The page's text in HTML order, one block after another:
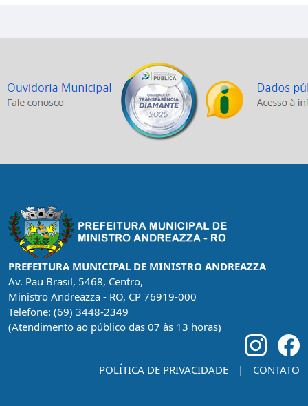
PREFEITURA MUNICIPAL DE MINISTRO ANDREAZZA
Av. Pau Brasil, 5468, Centro,
Ministro Andreazza - RO, CP 76919-000
Telefone: (69) 3448-2349
(Atendimento ao público das 07 às 13 horas)
POLÍTICA DE PRIVACIDADE | CONTATO